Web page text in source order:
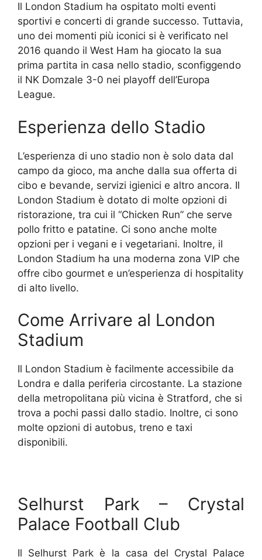
Il London Stadium ha ospitato molti eventi
sportivi e concerti di grande successo. Tuttavia,
uno dei momenti più iconici si è verificato nel
2016 quando il West Ham ha giocato la sua
prima partita in casa nello stadio, sconfiggendo
il NK Domzale 3-0 nei playoff dell’Europa
League.
Esperienza dello Stadio
L’esperienza di uno stadio non è solo data dal
campo da gioco, ma anche dalla sua offerta di
cibo e bevande, servizi igienici e altro ancora. Il
London Stadium è dotato di molte opzioni di
ristorazione, tra cui il “Chicken Run” che serve
pollo fritto e patatine. Ci sono anche molte
opzioni per i vegani e i vegetariani. Inoltre, il
London Stadium ha una moderna zona VIP che
offre cibo gourmet e un’esperienza di hospitality
di alto livello.
Come Arrivare al London
Stadium
Il London Stadium è facilmente accessibile da
Londra e dalla periferia circostante. La stazione
della metropolitana più vicina è Stratford, che si
trova a pochi passi dallo stadio. Inoltre, ci sono
molte opzioni di autobus, treno e taxi
disponibili.
Selhurst Park – Crystal
Palace Football Club
Il Selhurst Park è la casa del Crystal Palace